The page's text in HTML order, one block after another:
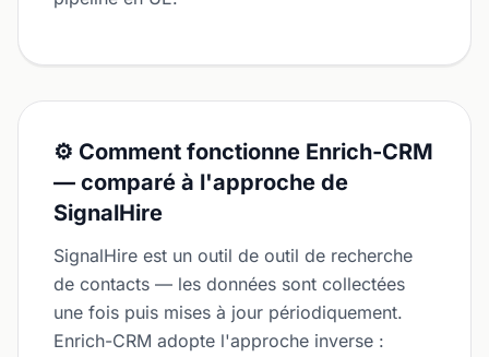
⚙️ Comment fonctionne Enrich-CRM
— comparé à l'approche de
SignalHire
SignalHire est un outil de outil de recherche
de contacts — les données sont collectées
une fois puis mises à jour périodiquement.
Enrich-CRM adopte l'approche inverse :